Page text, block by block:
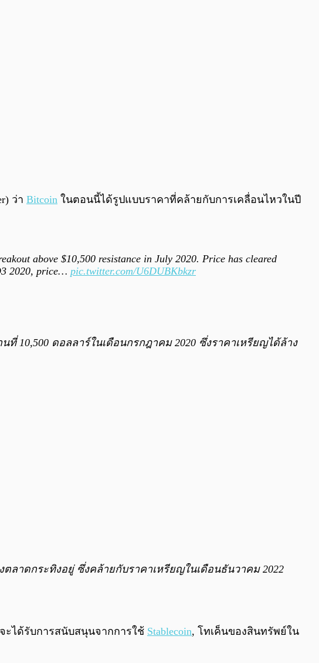
0:00/ 0:00
ว่า Bitcoin ในตอนนี้ได้รูปแบบราคาที่คล้ายกับการเคลื่อนไหวในปี
above $10,500 resistance in July 2020. Price has cleared
2020, price… pic.twitter.com/U6DUBKbkzr
10,500 ดอลลาร์ในเดือนกรกฎาคม 2020 ซึ่งราคาเหรียญได้ล้าง
ลาดกระทิงอยู่ ซึ่งคล้ายกับราคาเหรียญในเดือนธันวาคม 2022
ะได้รับการสนับสนุนจากการใช้ Stablecoin, โทเค็นของสินทรัพย์ใน